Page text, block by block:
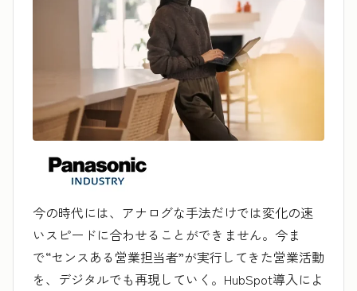
今の時代には、アナログな手法だけでは変化の速
いスピードに合わせることができません。今ま
で“センスある営業担当者”が実行してきた営業活動
を、デジタルでも再現していく。HubSpot導入によ